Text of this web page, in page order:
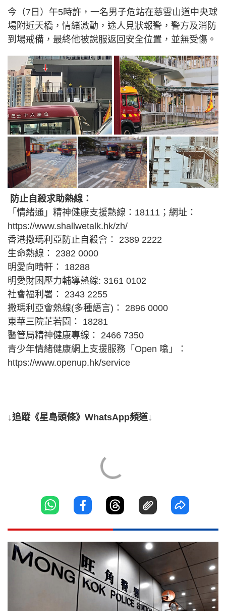
今（7日）午5時許，一名男子危站在慈雲山道中央球
場附近天橋，情緒激動，途人見狀報警，警方及消防
到場戒備，最終他被說服返回安全位置，並無受傷。
防止自殺求助熱線：
「情緒通」精神健康支援熱線：18111；網址：
https://www.shallwetalk.hk/zh/
香港撒瑪利亞防止自殺會： 2389 2222
生命熱線： 2382 0000
明愛向晴軒： 18288
明愛財困壓力輔導熱線: 3161 0102
社會福利署： 2343 2255
撒瑪利亞會熱線(多種語言)： 2896 0000
東華三院芷若園： 18281
醫管局精神健康專線： 2466 7350
青少年情緒健康網上支援服務「Open 噏」：
https://www.openup.hk/service
↓追蹤《星島頭條》WhatsApp頻道↓